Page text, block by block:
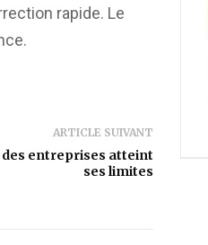
rapide. Le
ARTICLE SUIVANT
des entreprises atteint
ses limites